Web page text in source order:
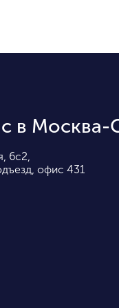
в Москва-
6с2,
офис 431